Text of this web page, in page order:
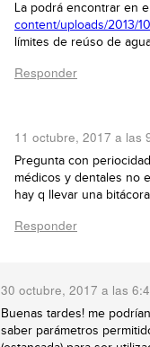
La podrá encontrar en
content/uploads/2013/
límites de reúso de
Responder
11 octubre, 2017 a las
Pregunta con
médicos y dentales no
hay q llevar una
Responder
30 octubre, 2017 a las
Buenas tardes! me
saber parámetros